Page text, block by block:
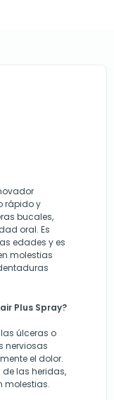
rápido y
bucales,
oral. Es
edades y es
molestias
Plus Spray?
úlceras o
nerviosas
el dolor.
las heridas,
molestias.